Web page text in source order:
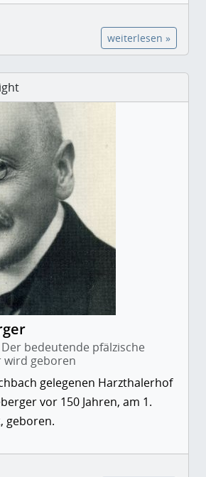
weiterlesen »
bedeutende pfälzische
wird geboren
gelegenen Harzthalerhof
vor 150 Jahren, am 1.
geboren.